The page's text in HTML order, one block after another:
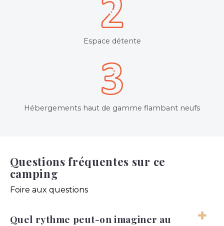
Espace détente
Hébergements haut de gamme flambant neufs
Questions fréquentes sur ce
camping
Foire aux questions
Quel rythme peut-on imaginer au